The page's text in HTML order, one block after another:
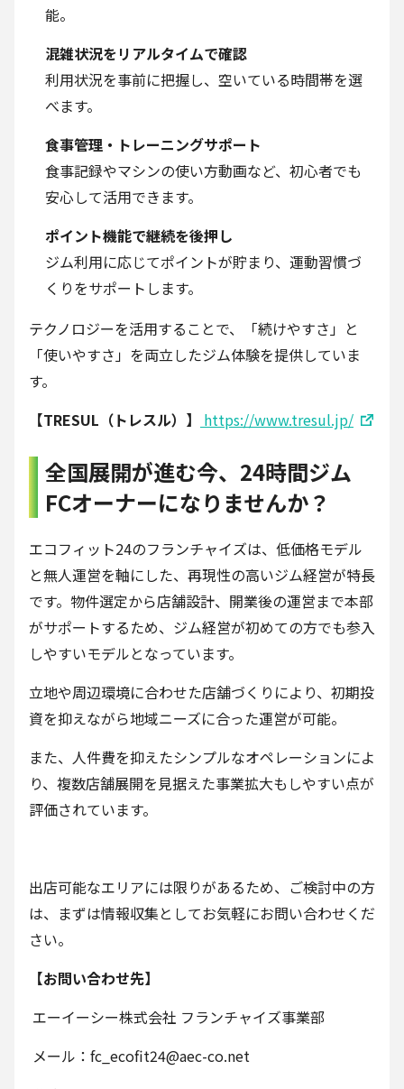
能。
混雑状況をリアルタイムで確認
利用状況を事前に把握し、空いている時間帯を選
べます。
食事管理・トレーニングサポート
食事記録やマシンの使い方動画など、初心者でも
安心して活用できます。
ポイント機能で継続を後押し
ジム利用に応じてポイントが貯まり、運動習慣づ
くりをサポートします。
テクノロジーを活用することで、「続けやすさ」と
「使いやすさ」を両立したジム体験を提供していま
す。
【TRESUL（トレスル）】
https://www.tresul.jp/
全国展開が進む今、24時間ジム
FCオーナーになりませんか？
エコフィット24のフランチャイズは、低価格モデル
と無人運営を軸にした、再現性の高いジム経営が特長
です。物件選定から店舗設計、開業後の運営まで本部
がサポートするため、ジム経営が初めての方でも参入
しやすいモデルとなっています。
立地や周辺環境に合わせた店舗づくりにより、初期投
資を抑えながら地域ニーズに合った運営が可能。
また、人件費を抑えたシンプルなオペレーションによ
り、複数店舗展開を見据えた事業拡大もしやすい点が
評価されています。
出店可能なエリアには限りがあるため、ご検討中の方
は、まずは情報収集としてお気軽にお問い合わせくだ
さい。
【お問い合わせ先】
エーイーシー株式会社 フランチャイズ事業部
メール：fc_ecofit24@aec-co.net